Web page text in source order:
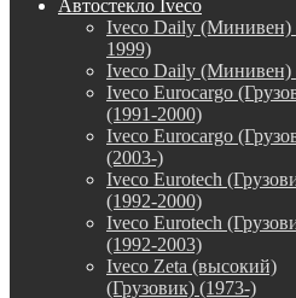
Автостекло Iveco
Iveco Daily (Минивен)
1999)
Iveco Daily (Минивен)
Iveco Eurocargo
(1991-2000)
Iveco Eurocargo
(2003-)
Iveco Eurotech
(1992-2000)
Iveco Eurotech
(1992-2003)
Iveco Zeta (высокий)
(Грузовик) (1973-)